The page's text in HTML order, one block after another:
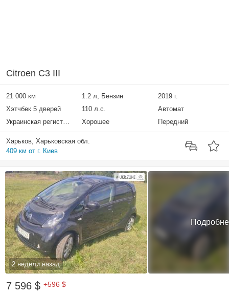
Citroen C3 III
21 000 км 1.2 л, Бензин
2019 г.
Хэтчбек 5 дверей
110 л.с.
Автомат
Украинская регистрация
Хорошее Передний
Харьков, Харьковская обл.
409 км от г. Киев
2 недели назад
7 596 $ +596 $